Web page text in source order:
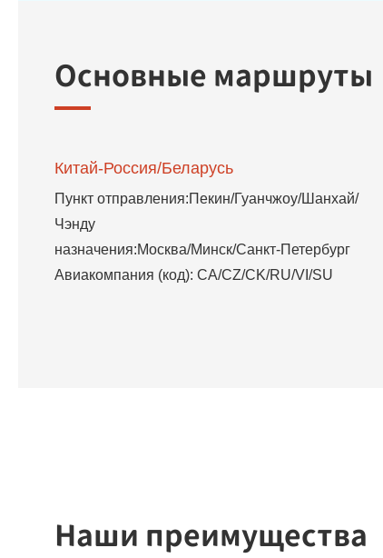
Основные маршруты
Китай-Россия/Беларусь
Пункт отправления:Пекин/Гуанчжоу/Шанхай/
Чэнду
назначения:Москва/Минск/Санкт-Петербург
Авиакомпания (код): CA/CZ/CK/RU/VI/SU
Наши преимущества